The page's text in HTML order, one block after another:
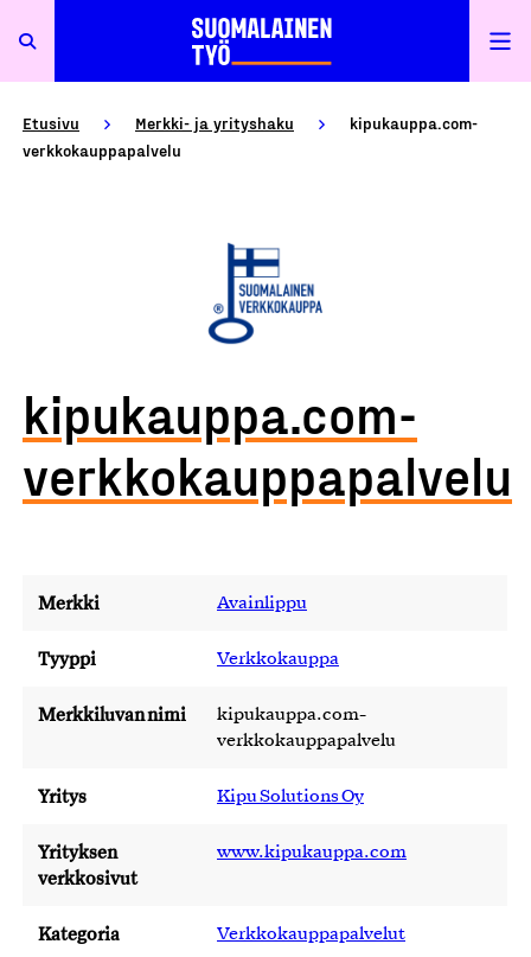
Etusivu Merkki- ja yrityshaku
kipukauppa.com-
verkkokauppapalvelu
kipukauppa.com-
verkkokauppapalvelu
Merkki Avainlippu
Tyyppi Verkkokauppa
Merkkiluvan nimi
kipukauppa.com-
verkkokauppapalvelu
Yritys Kipu Solutions Oy
Yrityksen
verkkosivut
www.kipukauppa.com
Kategoria Verkkokauppapalvelut